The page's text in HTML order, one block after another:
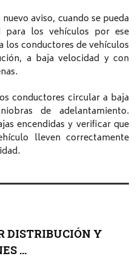
aviso, cuando se pueda
para los vehículos por ese
los conductores de vehículos
a baja velocidad y con
conductores circular a baja
de adelantamiento.
encendidas y verificar que
lleven correctamente
DISTRIBUCIÓN Y
...